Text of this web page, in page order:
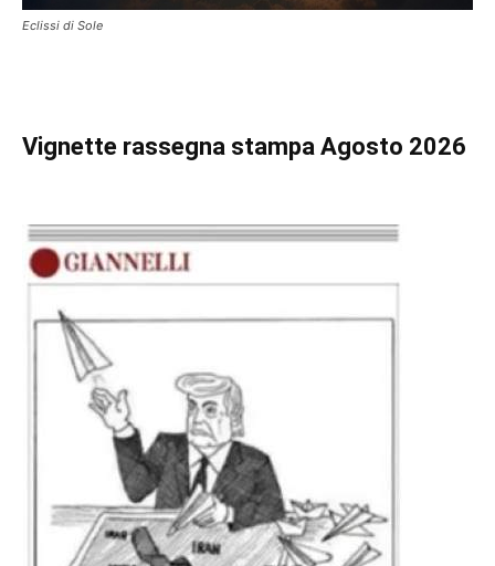
Eclissi di Sole
Vignette rassegna stampa Agosto 2026